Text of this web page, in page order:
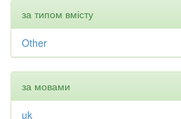
за типом вмісту
Other
за мовами
uk